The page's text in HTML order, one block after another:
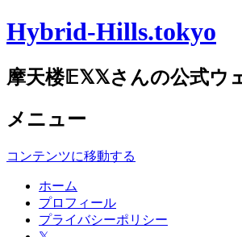
Hybrid-Hills.tokyo
摩天楼𝔼𝕏𝕏さんの公式ウ
メニュー
コンテンツに移動する
ホーム
プロフィール
プライバシーポリシー